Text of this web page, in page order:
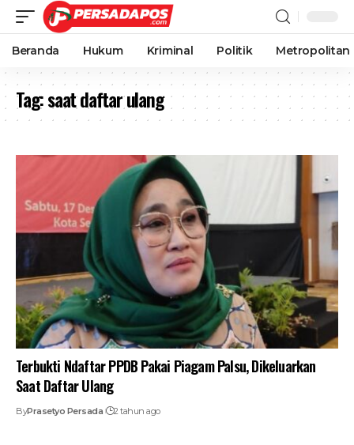
Beranda Hukum Kriminal Politik Metropolitan
Tag:saat daftar ulang
Terbukti Ndaftar PPDB Pakai Piagam Palsu, Dikeluarkan
Saat Daftar Ulang
ByPrasetyo Persada 2 tahun ago